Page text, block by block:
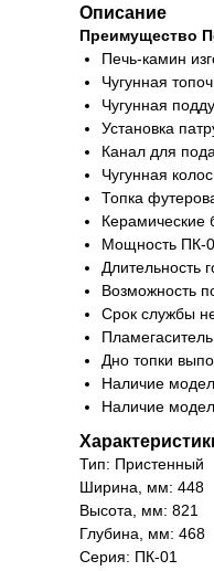
Описание
Преимущество
Печь-камин
Чугунная
Чугунная
Установка
Канал для
Чугунная
Топка
Керамические
Мощность ПК-
Длительность
Возможность
Срок службы
Дно топки
Наличие
Наличие
Тип: Пристенный
Ширина, мм: 448
Высота, мм: 821
Глубина, мм: 468
Серия: ПК-01